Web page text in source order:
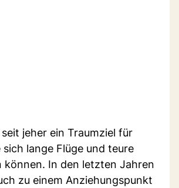
jeher ein Traumziel für
sich lange Flüge und teure
können. In den letzten Jahren
zu einem Anziehungspunkt